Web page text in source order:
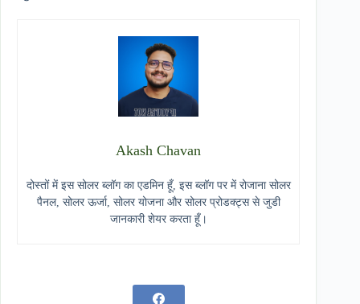
Akash Chavan
दोस्तों में इस सोलर ब्लॉग का एडमिन हूँ, इस ब्लॉग पर में रोजाना सोलर
पैनल, सोलर ऊर्जा, सोलर योजना और सोलर प्रोडक्ट्स से जुडी
जानकारी शेयर करता हूँ।